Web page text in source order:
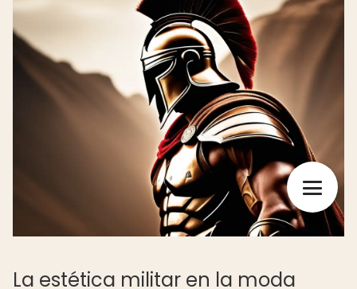
La estética militar en la moda